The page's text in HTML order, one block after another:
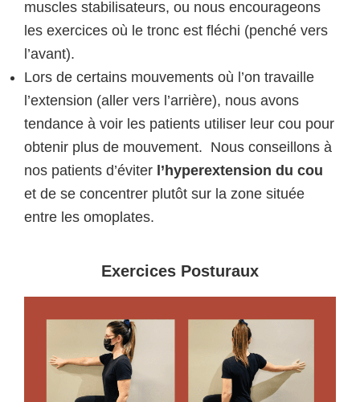
muscles stabilisateurs, ou nous encourageons
les exercices où le tronc est fléchi (penché vers
l’avant).
Lors de certains mouvements où l’on travaille
l’extension (aller vers l’arrière), nous avons
tendance à voir les patients utiliser leur cou pour
obtenir plus de mouvement. Nous conseillons à
nos patients d’éviter l’hyperextension du cou
et de se concentrer plutôt sur la zone située
entre les omoplates.
Exercices Posturaux